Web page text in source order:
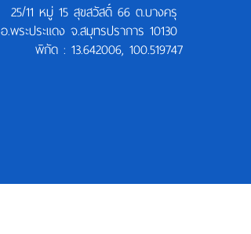
25/11 หมู่ 15 สุขสวัสดิ์ 66 ต.บางครุ
อ.พระประแดง จ.สมุทรปราการ 10130
พิกัด : 13.642006, 100.519747